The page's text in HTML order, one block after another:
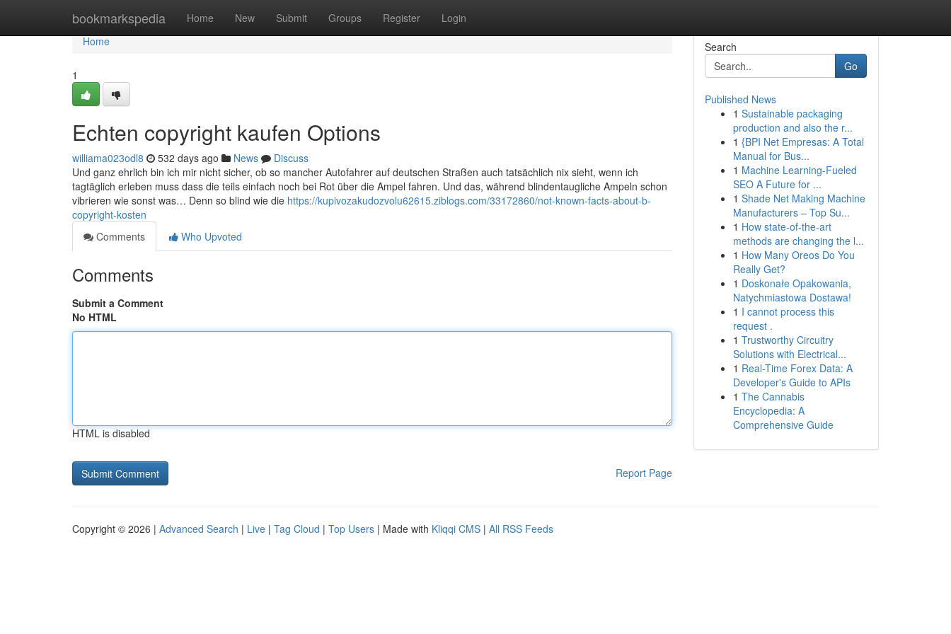
bookmarkspedia Home New Submit Groups Register Login
Home
Home
1
Echten copyright kaufen Options
williama023odl8 532 days ago News
Discuss
Und ganz ehrlich bin ich mir nicht sicher, ob so mancher Autofahrer auf deutschen Straßen auch tatsächlich nix sieht, wenn ich
tagtäglich erleben muss dass die teils einfach noch bei Rot über die Ampel fahren. Und das, während blindentaugliche Ampeln schon
vibrieren wie sonst was… Denn so blind wie die https://kupivozakudozvolu62615.ziblogs.com/33172860/not-known-facts-about-b-
copyright-kosten
Comments
Who Upvoted
Comments
Submit a Comment
No HTML
HTML is disabled
Report Page
Search
Go
Published News
1 Sustainable packaging
production and also the r...
1 {BPI Net Empresas: A Total
Manual for Bus...
1 Machine Learning-Fueled
SEO A Future for ...
1 Shade Net Making Machine
Manufacturers – Top Su...
1 How state-of-the-art
methods are changing the l...
1 How Many Oreos Do You
Really Get?
1 Doskonałe Opakowania,
Natychmiastowa Dostawa!
1 I cannot process this
request .
1 Trustworthy Circuitry
Solutions with Electrical...
1 Real-Time Forex Data: A
Developer's Guide to APIs
1 The Cannabis
Encyclopedia: A
Comprehensive Guide
Copyright © 2026 | Advanced Search | Live | Tag Cloud | Top Users | Made with Kliqqi CMS | All RSS Feeds